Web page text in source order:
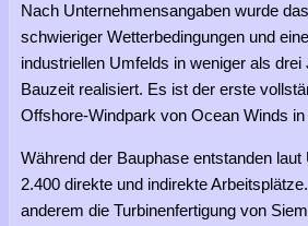
Nach Unternehmensangaben wurde
schwieriger Wetterbedingungen und
industriellen Umfelds in weniger als
Bauzeit realisiert. Es ist der erste
Offshore-Windpark von Ocean Winds
Während der Bauphase entstanden
2.400 direkte und indirekte
anderem die Turbinenfertigung von